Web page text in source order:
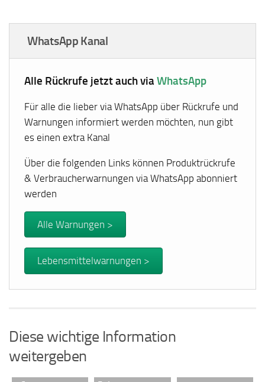
WhatsApp Kanal
Alle Rückrufe jetzt auch viaWhatsApp
Für alle die lieber via WhatsApp über Rückrufe und
Warnungen informiert werden möchten, nun gibt
es einen extra Kanal
Über die folgenden Links können Produktrückrufe
& Verbraucherwarnungen via WhatsApp abonniert
werden
Alle Warnungen >
Lebensmittelwarnungen >
Diese wichtige Information
weitergeben